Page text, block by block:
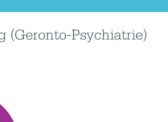
(Geronto-Psychiatrie)